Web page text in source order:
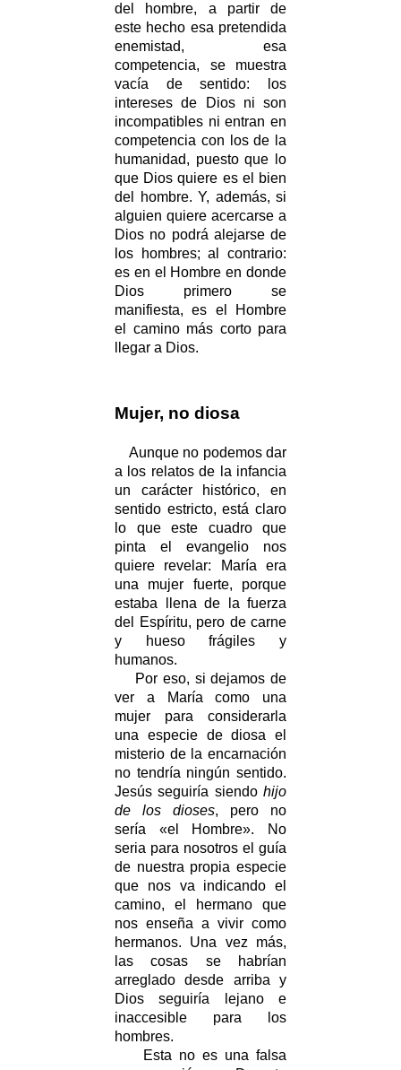
del hombre, a partir de
este hecho esa pretendida
enemistad, esa
competencia, se muestra
vacía de sentido: los
intereses de Dios ni son
incompatibles ni entran en
competencia con los de la
humanidad, puesto que lo
que Dios quiere es el bien
del hombre. Y, además, si
alguien quiere acercarse a
Dios no podrá alejarse de
los hombres; al contrario:
es en el Hombre en donde
Dios primero se
manifiesta, es el Hombre
el camino más corto para
llegar a Dios.
Mujer, no diosa
Aunque no podemos dar
a los relatos de la infancia
un carácter histórico, en
sentido estricto, está claro
lo que este cuadro que
pinta el evangelio nos
quiere revelar: María era
una mujer fuerte, porque
estaba llena de la fuerza
del Espíritu, pero de carne
y hueso frágiles y
humanos.
Por eso, si dejamos de
ver a María como una
mujer para considerarla
una especie de diosa el
misterio de la encarnación
no tendría ningún sentido.
Jesús seguiría siendo hijo
de los dioses, pero no
sería «el Hombre». No
seria para nosotros el guía
de nuestra propia especie
que nos va indicando el
camino, el hermano que
nos enseña a vivir como
hermanos. Una vez más,
las cosas se habrían
arreglado desde arriba y
Dios seguiría lejano e
inaccesible para los
hombres.
Esta no es una falsa